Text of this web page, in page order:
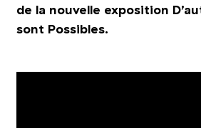
de la nouvelle exposition
sont Possibles.